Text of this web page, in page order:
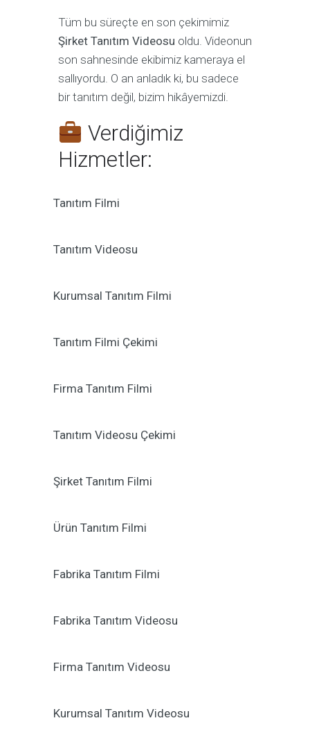
Tüm bu süreçte en son çekimimiz
Şirket Tanıtım Videosu oldu. Videonun
son sahnesinde ekibimiz kameraya el
sallıyordu. O an anladık ki, bu sadece
bir tanıtım değil, bizim hikâyemizdi.
Verdiğimiz
Hizmetler:
Tanıtım Filmi
Tanıtım Videosu
Kurumsal Tanıtım Filmi
Tanıtım Filmi Çekimi
Firma Tanıtım Filmi
Tanıtım Videosu Çekimi
Şirket Tanıtım Filmi
Ürün Tanıtım Filmi
Fabrika Tanıtım Filmi
Fabrika Tanıtım Videosu
Firma Tanıtım Videosu
Kurumsal Tanıtım Videosu